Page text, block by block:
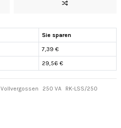
Sie sparen
7,39 €
29,56 €
Vollvergossen 250 VA
RK-LSS/250